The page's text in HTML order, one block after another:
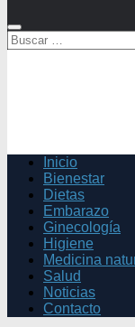
Buscar:
Inicio
Bienestar
Dietas
Embarazo
Ginecología
Higiene
Medicina
Salud
Noticias
Contacto